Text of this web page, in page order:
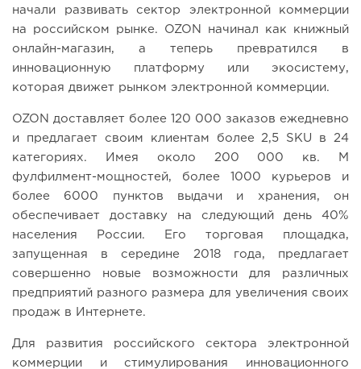
начали развивать сектор электронной коммерции
на российском рынке. OZON начинал как книжный
онлайн-магазин, а теперь превратился в
инновационную платформу или экосистему,
которая движет рынком электронной коммерции.
OZON доставляет более 120 000 заказов ежедневно
и предлагает своим клиентам более 2,5 SKU в 24
категориях. Имея около 200 000 кв. М
фулфилмент-мощностей, более 1000 курьеров и
более 6000 пунктов выдачи и хранения, он
обеспечивает доставку на следующий день 40%
населения России. Его торговая площадка,
запущенная в середине 2018 года, предлагает
совершенно новые возможности для различных
предприятий разного размера для увеличения своих
продаж в Интернете.
Для развития российского сектора электронной
коммерции и стимулирования инновационного